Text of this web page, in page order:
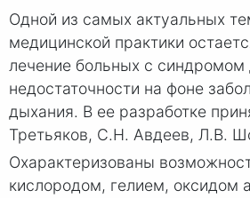
Одной из самых актуальных
медицинской практики
лечение больных с синдромом
недостаточности на фоне
дыхания. В ее разработке
Третьяков, С.Н. Авдеев, Л.В.
Охарактеризованы
кислородом, гелием, оксидом